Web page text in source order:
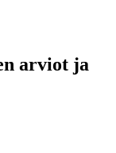
arviot ja